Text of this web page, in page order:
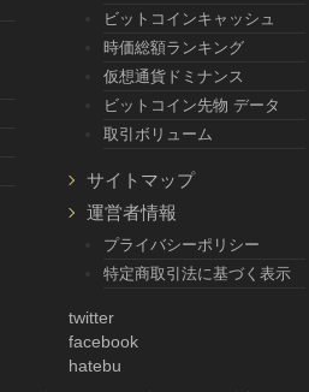
ビットコインキャッシュ
時価総額ランキング
仮想通貨ドミナンス
ビットコイン先物 データ
取引ボリューム
サイトマップ
運営者情報
プライバシーポリシー
特定商取引法に基づく表示
twitter
facebook
hatebu